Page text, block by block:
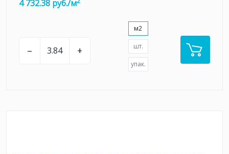
4 732.38 руб./м
– +
м2
шт.
упак.